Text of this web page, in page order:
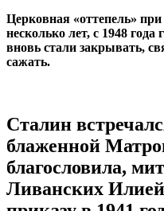
Церковная «оттепель»
несколько лет, с 1948
вновь стали закрывать,
сажать.
Сталин
блаженной
благословила,
Ливанских